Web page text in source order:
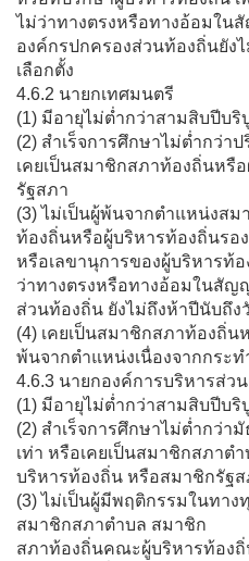
ไม่ว่าทางตรงหรือทางอ้อมใน
องค์กรปกครองส่วนท้องถิ่นยัง
เลือกตั้ง
4.6.2 นายกเทศมนตรี
(1) มีอายุไม่ต่ำกว่าสามสิบปีบริ
(2) สำเร็จการศึกษาไม่ต่ำกว่า
เคยเป็นสมาชิกสภาท้องถิ่นหรื
รัฐสภา
(3) ไม่เป็นผู้พ้นจากตำแหน่งส
ท้องถิ่นหรือผู้บริหารท้องถิ่นรอ
หรือเลขานุการของผู้บริหารท้อ
ว่าทางตรงหรือทางอ้อมในสั
ส่วนท้องถิ่น ยังไม่ถึงห้าปีนับถึง
(4) เคยเป็นสมาชิกสภาท้องถิ่
พ้นจากตำแหน่งเนื่องจากกระ
4.6.3 นายกองค์การบริหารส่ว
(1) มีอายุไม่ต่ำกว่าสามสิบปีบริ
(2) สำเร็จการศึกษาไม่ต่ำกว่า
เท่า หรือเคยเป็นสมาชิกสภาต
บริหารท้องถิ่น หรือสมาชิกรัฐส
(3) ไม่เป็นผู้มีพฤติกรรมในทา
สมาชิกสภาตำบล สมาชิก
สภาท้องถิ่นคณะผู้บริหารท้อง